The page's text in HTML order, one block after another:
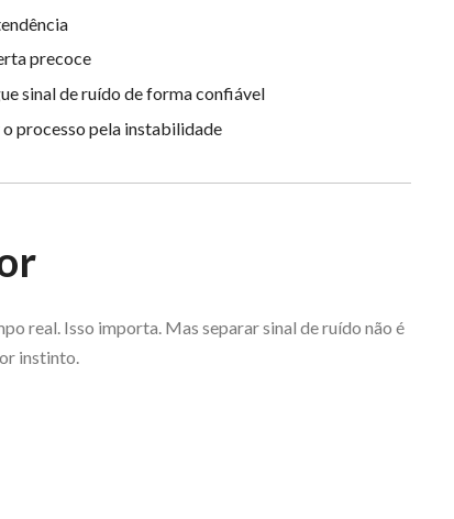
precoce
sinal de ruído de forma confiável
processo pela instabilidade
real. Isso importa. Mas separar sinal de ruído não é
instinto.